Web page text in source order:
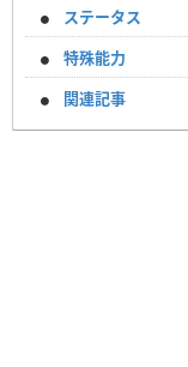
ステータス
特殊能力
関連記事